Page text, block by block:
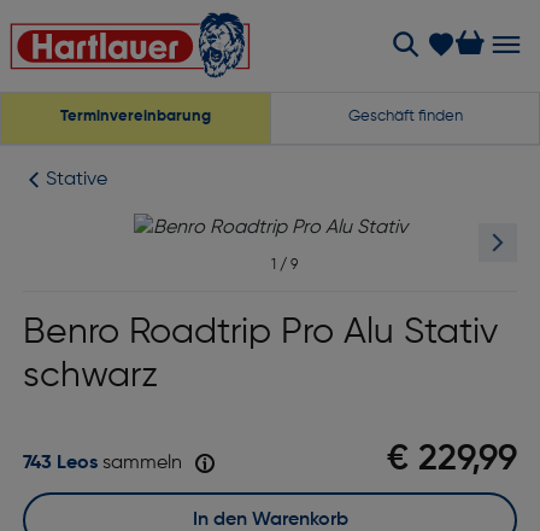
Terminvereinbarung Geschäft finden
Stative
1 / 9
Benro Roadtrip Pro Alu Stativ
schwarz
€ 229,99
743 Leossammeln
In den Warenkorb